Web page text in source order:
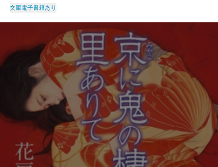
文庫電子書籍あり